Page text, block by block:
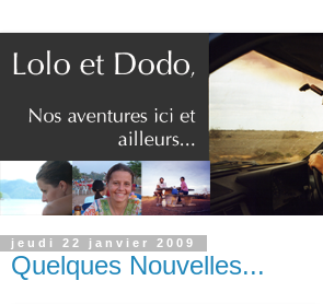
jeudi 22 janvier 2009
Quelques Nouvelles...